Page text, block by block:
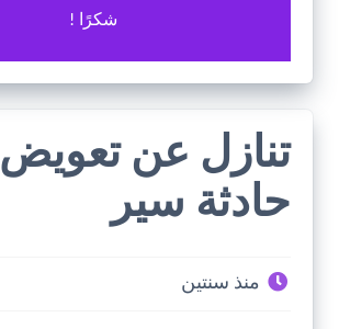
شكرًا !
تنازل عن تعويض
حادثة سير
منذ سنتين